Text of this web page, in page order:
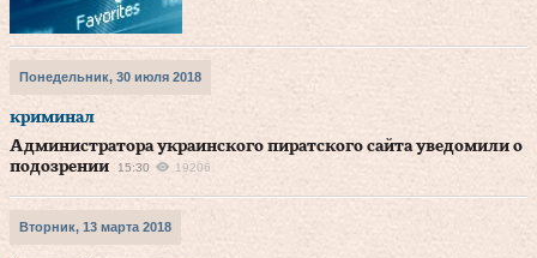
Понедельник, 30 июля 2018
криминал
Администратора украинского пиратского сайта уведомили о
подозрении
15:30 19206
Вторник, 13 марта 2018